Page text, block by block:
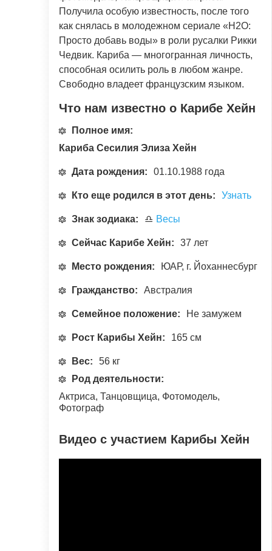
Получила особую известность, после того
как снялась в молодежном сериале «H2O:
Просто добавь воды» в роли русалки Рикки
Чедвик. Кариба — многогранная личность,
способная осилить роль в любом жанре.
Свободно владеет французским языком.
Что нам известно о Карибе Хейн
Полное имя:
Кариба Сесилия Элиза Хейн
Дата рождения: 01.10.1988 года
Кто еще родился в этот день: Узнать
Знак зодиака: ♎ Весы
Сейчас Карибе Хейн: 37 лет
Место рождения: ЮАР, г. Йоханнесбург
Гражданство: Австралия
Семейное положение: Не замужем
Рост Карибы Хейн: 165 см
Вес:
56 кг
Род деятельности:
Актриса, Танцовщица, Фотомодель,
Фотограф
Видео с участием Карибы Хейн